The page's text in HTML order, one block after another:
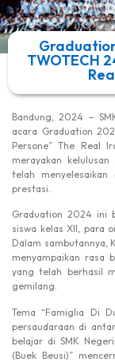
TWOTECH
Bandung, 2024 –
acara Graduation
Persone” The Real
merayakan
telah
prestasi.
Graduation 2024 ini
siswa kelas XII, para
Dalam sambutannya,
menyampaikan rasa
yang telah berhasil
gemilang.
Tema “Famiglia Di
persaudaraan di
belajar di SMK
(Buek Beusi)”